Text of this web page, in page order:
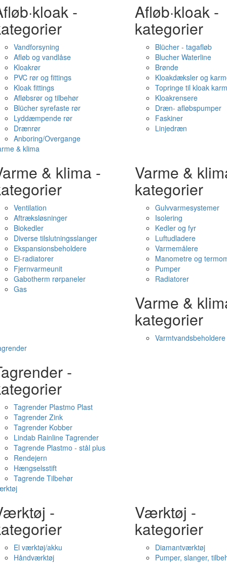
-
Vandforsyning
Afløb og vandlåse
Kloakrør
PVC rør og fittings
Kloak fittings
Afløbsrør og tilbehør
Blücher syrefaste rør
Lyddæmpende rør
Drænrør
Anboring/Overgange
Afløb·kloak -
kategorier
Blücher - tagafløb
Blucher Waterline
Brønde
Kloakdæksler og
Topringe til kloak
Kloakrensere
Dræn- afløbspumper
Faskiner
Linjedræn
& klima
& klima -
Ventilation
Aftræksløsninger
Biokedler
Diverse tilslutningsslanger
Ekspansionsbeholdere
El-radiatorer
Fjernvarmeunit
Gabotherm rørpaneler
Gas
Varme &
kategorier
Gulvvarmesystemer
Isolering
Kedler og fyr
Luftudladere
Varmemålere
Manometre og
Pumper
Radiatorer
Varme &
kategorier
Varmtvandsbeholdere
-
Tagrender Plastmo Plast
Tagrender Zink
Tagrender Kobber
Lindab Rainline Tagrender
Tagrende Plastmo - stål plus
Rendejern
Hængselsstift
Tagrende Tilbehør
-
El værktøj/akku
Håndværktøj
Værktøj -
kategorier
Diamantværktøj
Pumper, slanger,